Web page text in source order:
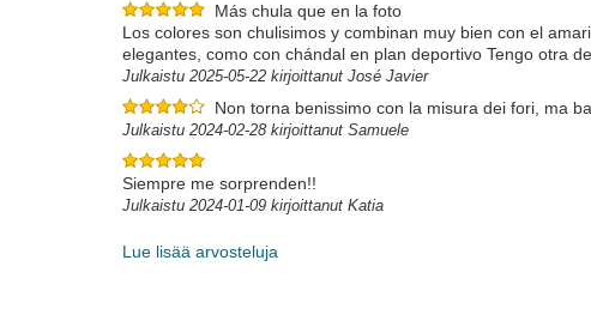
Más chula que en la foto
Los colores son chulisimos y combinan muy bien con el
elegantes, como con chándal en plan deportivo Tengo otra
Julkaistu 2025-05-22 kirjoittanut José Javier
Non torna benissimo con la misura dei fori, ma
Julkaistu 2024-02-28 kirjoittanut Samuele
Siempre me sorprenden!!
Julkaistu 2024-01-09 kirjoittanut Katia
Lue lisää arvosteluja